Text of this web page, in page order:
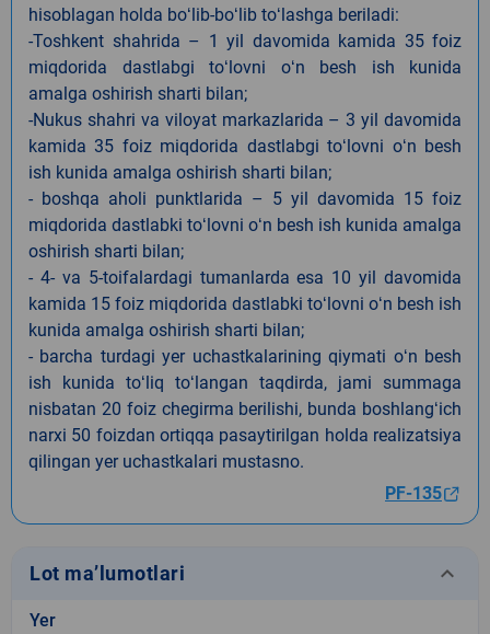
hisoblagan holda boʻlib-boʻlib toʻlashga beriladi:
-Toshkent shahrida – 1 yil davomida kamida 35 foiz
miqdorida dastlabgi toʻlovni oʻn besh ish kunida
amalga oshirish sharti bilan;
-Nukus shahri va viloyat markazlarida – 3 yil davomida
kamida 35 foiz miqdorida dastlabgi toʻlovni oʻn besh
ish kunida amalga oshirish sharti bilan;
- boshqa aholi punktlarida – 5 yil davomida 15 foiz
miqdorida dastlabki toʻlovni oʻn besh ish kunida amalga
oshirish sharti bilan;
- 4- va 5-toifalardagi tumanlarda esa 10 yil davomida
kamida 15 foiz miqdorida dastlabki toʻlovni oʻn besh ish
kunida amalga oshirish sharti bilan;
- barcha turdagi yer uchastkalarining qiymati oʻn besh
ish kunida toʻliq toʻlangan taqdirda, jami summaga
nisbatan 20 foiz chegirma berilishi, bunda boshlangʻich
narxi 50 foizdan ortiqqa pasaytirilgan holda realizatsiya
qilingan yer uchastkalari mustasno.
PF-135
Lot ma’lumotlari keyboard_arrow_down
Yer